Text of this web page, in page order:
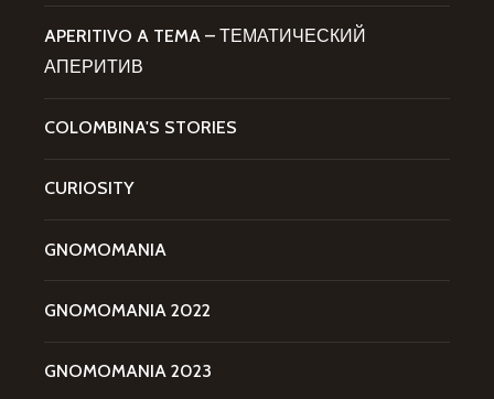
APERITIVO A TEMA – ТЕМАТИЧЕСКИЙ
АПЕРИТИВ
COLOMBINA'S STORIES
CURIOSITY
GNOMOMANIA
GNOMOMANIA 2022
GNOMOMANIA 2023